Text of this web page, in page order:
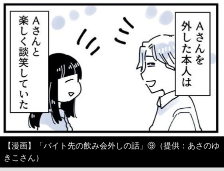
【漫画】「バイト先の飲み会外しの話」⑨（提供：あさのゆ
きこさん）